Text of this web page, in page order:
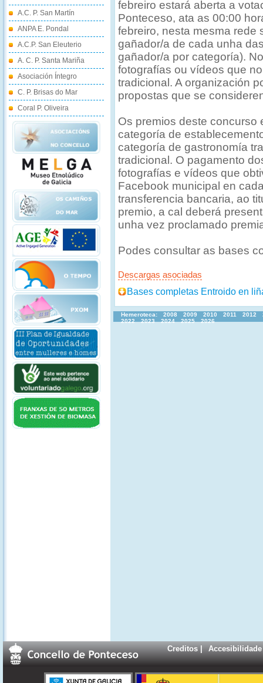
A.C. P. San Martín
ANPA E. Pondal
A.C.P. San Eleuterio
A. C. P. Santa Mariña
Asociación Íntegro
C. P. Brisas do Mar
Coral P. Oliveira
febreiro estará aberta a
Ponteceso, ata as 00:00
febreiro, nesta mesma rede
gañador/a de cada unha
gañador/a por categoría).
fotografías ou vídeos que
tradicional. A organización
propostas que se
Os premios deste concurso
categoría de
categoría de gastronomía
tradicional. O pagamento
fotografías e vídeos que
Facebook municipal en
transferencia bancaria, ao
premio, a cal deberá
unha vez proclamado
Podes consultar as bases
Descargas asociadas
Bases completas Entroido en
Hemeroteca: 2008 2009 2010 2011 2012
2022
2023 2024 2025 2026
Creditos| Accesibilidade